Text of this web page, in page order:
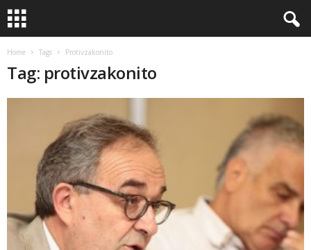
Home Tags Protivzakonito
Tag: protivzakonito